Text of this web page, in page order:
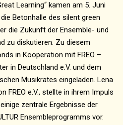
Learning“ kamen am 5. Juni
Betonhalle des silent green
die Zukunft der Ensemble- und
zu diskutieren. Zu diesem
in Kooperation mit FREO –
in Deutschland e.V. und dem
Musikrates eingeladen. Lena
FREO e.V., stellte in ihrem Impuls
zentrale Ergebnisse der
Ensembleprogramms vor.